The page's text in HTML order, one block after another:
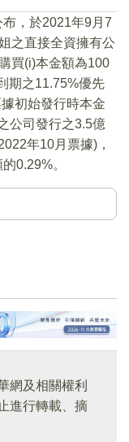
布，於2021年9月7
之直接全資擁有公
買(i)本金額為100
期之11.75%優先
初始發行時本金
公司發行之3.5億
年10月票據)，
0.29%。
網及相關權利
進行轉載、摘